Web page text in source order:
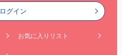
ログイン
お気に入りリスト